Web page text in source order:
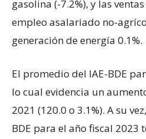
gasolina (-7.2%), y las
empleo asalariado no-
generación de energía 0.1%.
El promedio del IAE-BDE
lo cual evidencia un
2021 (120.0 o 3.1%). A su
BDE para el año fiscal 2023